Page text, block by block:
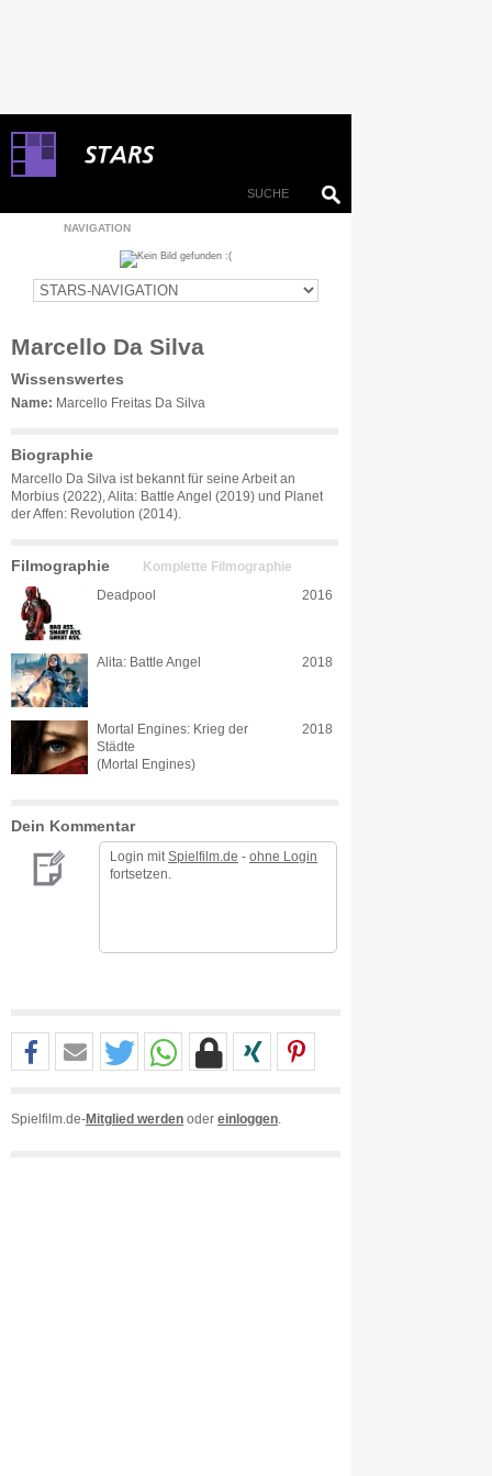
NAVIGATION
Marcello Da Silva
Wissenswertes
Name: Marcello Freitas Da Silva
Biographie
Marcello Da Silva ist bekannt für seine Arbeit an
Morbius (2022), Alita: Battle Angel (2019) und Planet
der Affen: Revolution (2014).
Filmographie Komplette Filmographie
Deadpool 2016
Alita: Battle Angel 2018
Mortal Engines: Krieg der
Städte
(Mortal Engines)
2018
Dein Kommentar
Login mit Spielfilm.de - ohne Login
fortsetzen.
Spielfilm.de-Mitglied werden oder einloggen